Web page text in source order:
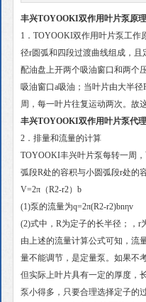
丰兴TOYOOKI双作用叶片泵原
1．TOYOOKI双作用叶片泵工作
径r圆弧和四段过渡曲线组成，且
配油盘上开两个吸油窗口和两个
吸油窗口a吸油；当叶片由大半
周，每一叶片往复运动两次。故
丰兴TOYOOKI双作用叶片泵代
2．排量和流量的计算
TOYOOKI丰兴叶片泵每转一周
弧段R处的容积与小圆弧段r处的
V=2π（R2-r2）b
(1)泵的流量为q=2π(R2-r2)bnηv
(2)式中，R为定子的长半径；，r
由上述的流量计算公式可知，流
量不能调节，是定量泵。如果不
但实际上叶片具有一定的厚度，
泵小得多，只要合理选择定子的